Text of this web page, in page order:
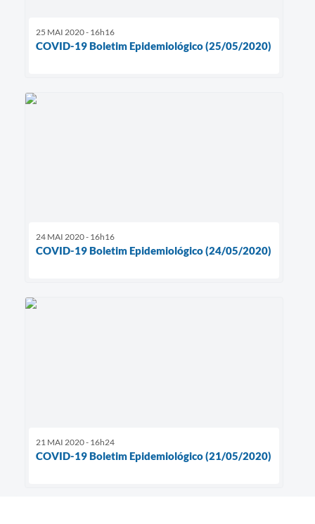
25 MAI 2020 - 16h16
COVID-19 Boletim Epidemiológico (25/05/2020)
24 MAI 2020 - 16h16
COVID-19 Boletim Epidemiológico (24/05/2020)
21 MAI 2020 - 16h24
COVID-19 Boletim Epidemiológico (21/05/2020)